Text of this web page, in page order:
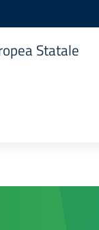
Statale